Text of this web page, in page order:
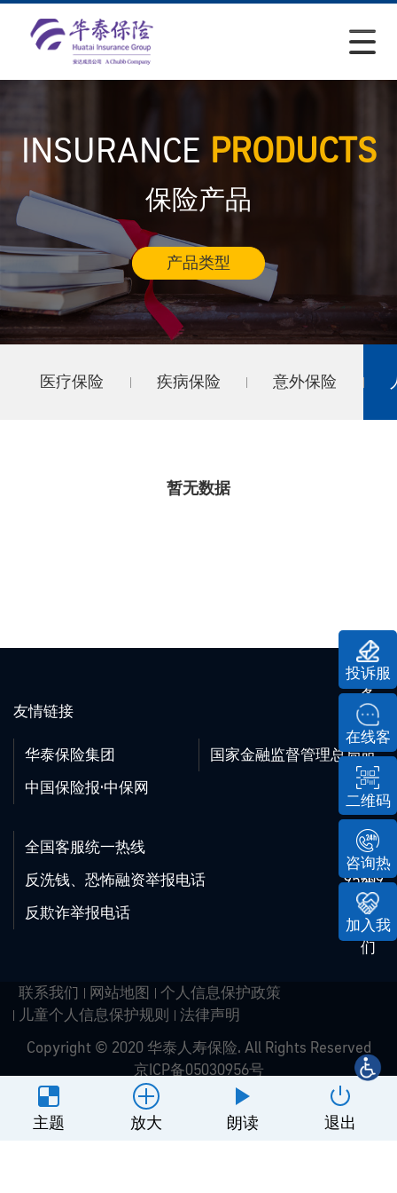
投诉服
务
在线客
服
二维码
咨询热
线
加入我
们
INSURANCE PRODUCTS
保险产品
产品类型
医疗保险 疾病保险 意外保险
暂无数据
友情链接
华泰保险集团
国家金融监督管理总局
中国保险报·中保网
全国客服统一热线
95509
反洗钱、恐怖融资举报电话
95509
反欺诈举报电话
95509
联系我们 网站地图
个人信息保护政策
儿童个人信息保护规则
法律声明
Copyright © 2020 华泰人寿保险. All Rights Reserved
京ICP备05030956号
网站建设
北京分形科技
主题 放大 朗读 退出